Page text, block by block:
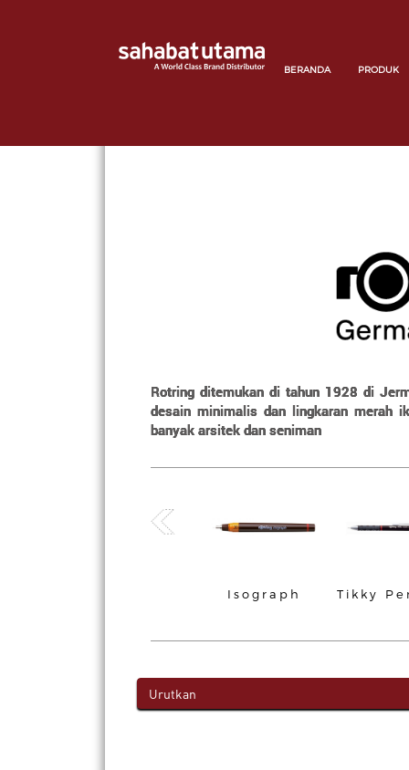
BERANDA PRODUK
Rotring ditemukan di tahun 1928 di
desain minimalis dan lingkaran merah
banyak arsitek dan seniman
Isograph Tikky
Urutkan